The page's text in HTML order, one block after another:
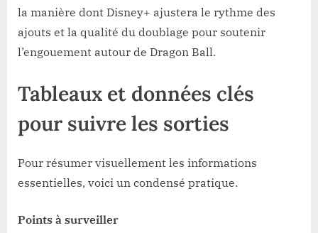
la manière dont Disney+ ajustera le rythme des
ajouts et la qualité du doublage pour soutenir
l’engouement autour de Dragon Ball.
Tableaux et données clés
pour suivre les sorties
Pour résumer visuellement les informations
essentielles, voici un condensé pratique.
Points à surveiller